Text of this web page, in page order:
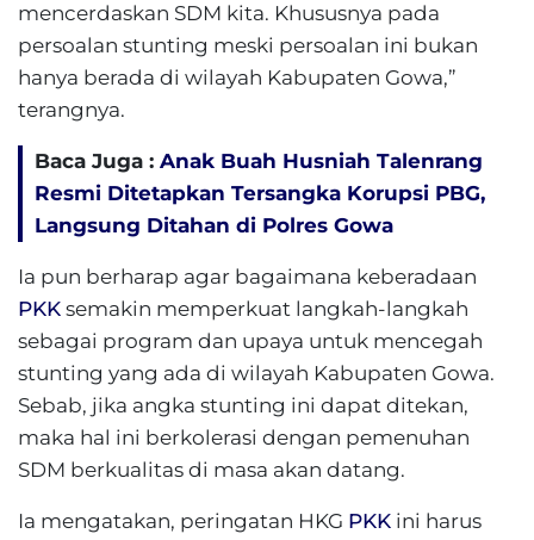
mencerdaskan SDM kita. Khususnya pada
persoalan stunting meski persoalan ini bukan
hanya berada di wilayah Kabupaten Gowa,”
terangnya.
Baca Juga : Anak Buah Husniah Talenrang
Resmi Ditetapkan Tersangka Korupsi PBG,
Langsung Ditahan di Polres Gowa
Ia pun berharap agar bagaimana keberadaan
PKK semakin memperkuat langkah-langkah
sebagai program dan upaya untuk mencegah
stunting yang ada di wilayah Kabupaten Gowa.
Sebab, jika angka stunting ini dapat ditekan,
maka hal ini berkolerasi dengan pemenuhan
SDM berkualitas di masa akan datang.
Ia mengatakan, peringatan HKG PKK ini harus